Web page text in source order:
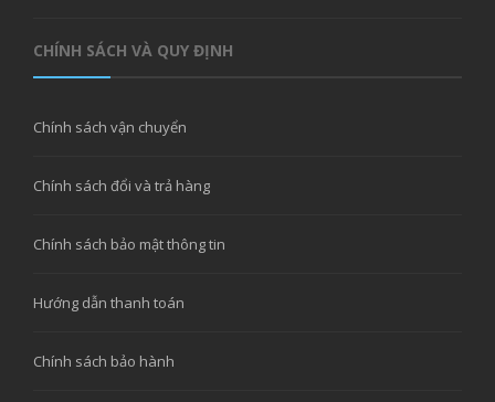
CHÍNH SÁCH VÀ QUY ĐỊNH
Chính sách vận chuyển
Chính sách đổi và trả hàng
Chính sách bảo mật thông tin
Hướng dẫn thanh toán
Chính sách bảo hành